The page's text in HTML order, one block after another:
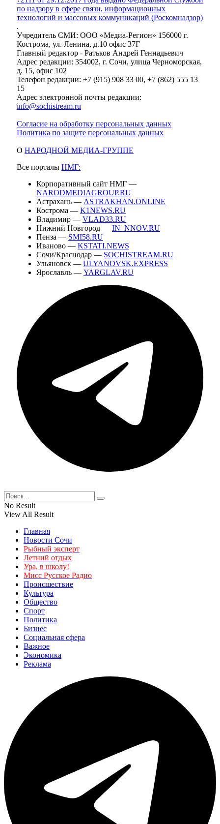
по надзору в сфере связи, информационных
технологий и массовых коммуникаций (Роскомнадзор)
.
Учредитель СМИ: ООО «Медиа-Регион» 156000 г.
Кострома, ул. Ленина, д.10 офис 37Г
Главный редактор - Ратьков Андрей Геннадьевич
Адрес редакции: 354002, г. Сочи, улица Черноморская,
д. 15, офис 102
Телефон редакции: +7 (915) 908 33 00, +7 (862) 555 13
15
Адрес электронной почты редакции:
info@sochistream.ru
Согласие на обработку персональных данных
Политика по защите персональных данных
О НАРОДНОЙ МЕДИА-ГРУППЕ
Все порталы НМГ:
Корпоративный сайт НМГ —
NARODMEDIAGROUP.RU
Астрахань — ASTRAKHAN.ONLINE
Кострома — K1NEWS.RU
Владимир — VLAD33.RU
Нижний Новгород — IN_NNOV.RU
Пенза — SMI58.RU
Иваново — KSTATI.NEWS
Сочи/Краснодар — SOCHISTREAM.RU
Ульяновск — ULYANOVSK.EXPRESS
Ярославль — YARGLAV.RU
No Result
View All Result
Главная
Новости Сочи
Рыбный эксперт
Летний отдых
Ура, в школу!
Мисс Русское Радио
Происшествие
Культура
Общество
Спорт
Политика
Бизнес
Социальная сфера
Важное
Экономика
Реклама